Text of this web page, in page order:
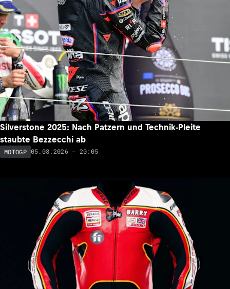
Silverstone 2025: Nach Patzern und Technik-Pleite
staubte Bezzecchi ab
MOTOGP 05.08.2026 - 20:05